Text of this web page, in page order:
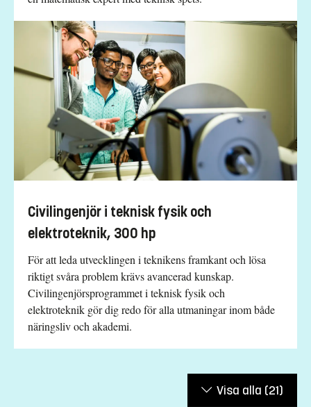
Civilingenjör i teknisk fysik och
elektroteknik, 300 hp
För att leda utvecklingen i teknikens framkant och lösa
riktigt svåra problem krävs avancerad kunskap.
Civilingenjörsprogrammet i teknisk fysik och
elektroteknik gör dig redo för alla utmaningar inom både
näringsliv och akademi.
Visa alla (21)